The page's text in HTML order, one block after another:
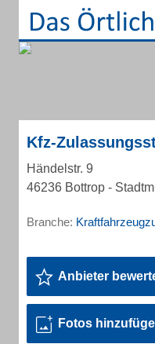
Kfz-
Händelstr. 9
46236 Bottrop -
Branche:
Anbieter
Fotos